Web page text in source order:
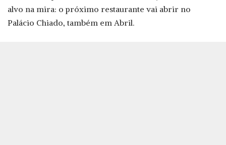
alvo na mira: o próximo restaurante vai abrir no
Palácio Chiado, também em Abril.